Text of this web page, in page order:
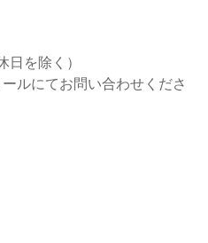
を除く）
ルにてお問い合わせくださ